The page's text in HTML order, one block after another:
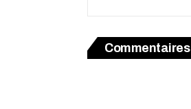
Commentaires